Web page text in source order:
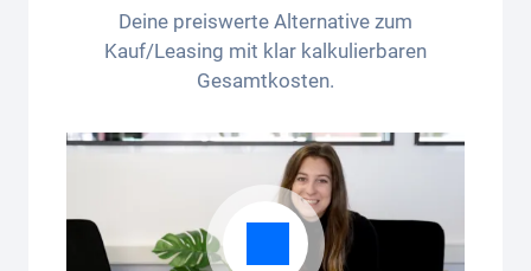
pro Monat - das Kilometerpaket lässt sich
bequem in der App anpassen.
Deine preiswerte Alternative zum
Kauf/Leasing mit klar kalkulierbaren
Gesamtkosten.